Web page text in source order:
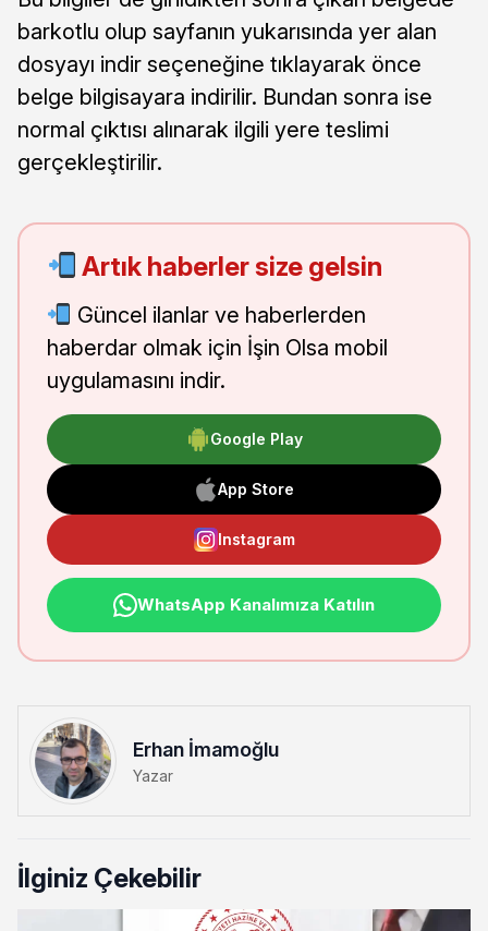
barkotlu olup sayfanın yukarısında yer alan
dosyayı indir seçeneğine tıklayarak önce
belge bilgisayara indirilir. Bundan sonra ise
normal çıktısı alınarak ilgili yere teslimi
gerçekleştirilir.
Artık haberler size gelsin
Güncel ilanlar ve haberlerden
haberdar olmak için İşin Olsa mobil
uygulamasını indir.
Google Play
App Store
Instagram
WhatsApp Kanalımıza Katılın
Erhan İmamoğlu
Yazar
İlginiz Çekebilir